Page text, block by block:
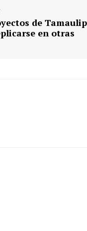
de
en otras